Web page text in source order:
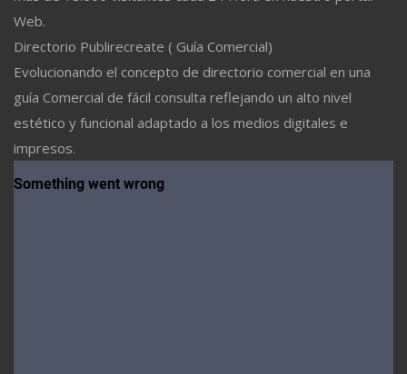
Web.
Directorio Publirecreate ( Guía Comercial)
Evolucionando el concepto de directorio comercial en una
guía Comercial de fácil consulta reflejando un alto nivel
estético y funcional adaptado a los medios digitales e
impresos.